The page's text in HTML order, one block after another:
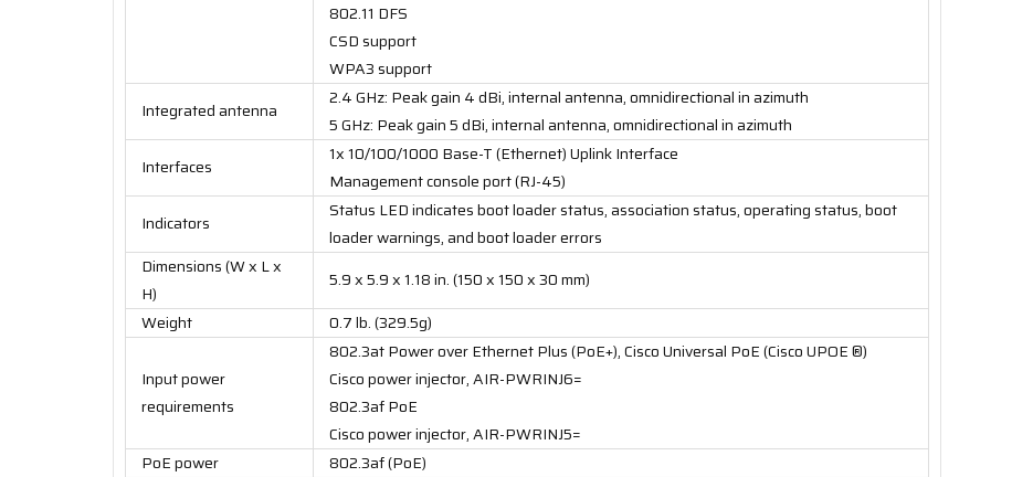
802.11 DFS
CSD support
WPA3 support
Integrated antenna
2.4 GHz: Peak gain 4 dBi, internal antenna, omnidirectional in azimuth
5 GHz: Peak gain 5 dBi, internal antenna, omnidirectional in azimuth
Interfaces
1x 10/100/1000 Base-T (Ethernet) Uplink Interface
Management console port (RJ-45)
Indicators
Status LED indicates boot loader status, association status, operating status, boot
loader warnings, and boot loader errors
Dimensions (W x L x
H)
5.9 x 5.9 x 1.18 in. (150 x 150 x 30 mm)
Weight
0.7 lb. (329.5g)
Input power
requirements
802.3at Power over Ethernet Plus (PoE+), Cisco Universal PoE (Cisco UPOE ®)
Cisco power injector, AIR-PWRINJ6=
802.3af PoE
Cisco power injector, AIR-PWRINJ5=
PoE power
802.3af (PoE)